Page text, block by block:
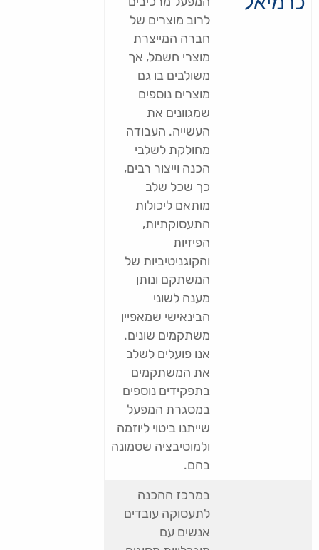
לרוב מוצרים של
חברה המייצרת
מוצרי חשמל, אך
משולבים בו גם
מוצרים נוספים
שמגוונים את
העשייה. העבודה
מחולקת לשלבי
הכנה וייצור רבים,
כך שכל שלב
מותאם ליכולות
התעסוקתיות,
הפיזיות
והקוגניטיביות של
המשתקם ונותן
מענה לשוני
הבינאישי שמאפיין
משתקמים שונים.
אנו פועלים לשלב
את המשתקמים
בתפקידים נוספים
במסגרת המפעל
שייתנו ביטוי ליוזמה
ולמוטיבציה שטמונה
בהם.
במרכז ההכנה
לתעסוקה עובדים
אנשים עם